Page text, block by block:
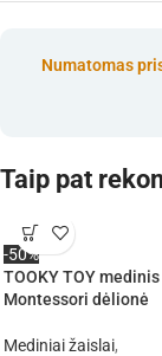
Numatomas
Taip pat
-50%
TOOKY TOY
Montessori dėlionė
Mediniai žaislai,